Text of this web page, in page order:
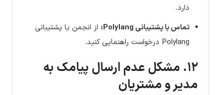
دارد.
تماس با پشتیبانی Polylang:
از انجمن یا پشتیبانی
Polylang درخواست راهنمایی کنید.
۱۲. مشکل عدم ارسال پیامک به
مدیر و مشتریان